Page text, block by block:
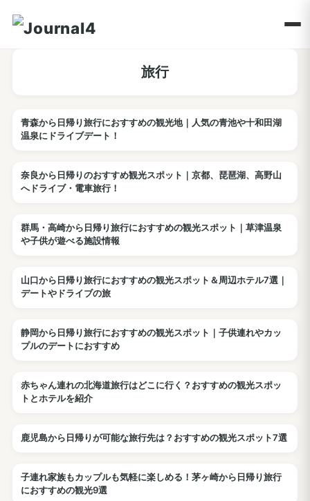
旅行
観光
青森から日帰り旅行におすすめの観光地｜人気の青池や十和田湖
温泉にドライブデート！
観光
奈良から日帰りのおすすめ観光スポット｜京都、琵琶湖、高野山
へドライブ・電車旅行！
観光
群馬・高崎から日帰り旅行におすすめの観光スポット｜草津温泉
や子供が遊べる施設情報
ホテル
山口から日帰り旅行におすすめの観光スポット＆周辺ホテル7選｜
デートやドライブの旅
観光
静岡から日帰り旅行におすすめの観光スポット｜子供連れやカッ
プルのデートにおすすめ
ホテル
赤ちゃん連れの北海道旅行はどこに行く？おすすめの観光スポッ
トとホテルを紹介
観光
鹿児島から日帰りが可能な旅行先は？おすすめの観光スポット7選
観光
子連れ家族もカップルも気軽に楽しめる！茅ヶ崎から日帰り旅行
におすすめの観光9選